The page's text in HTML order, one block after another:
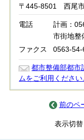
〒445-8501 西尾
電話
計画：
市街地整
ファクス
0563-54-
都市整備部都市
ムをご利用ください
前のペ
表示切替